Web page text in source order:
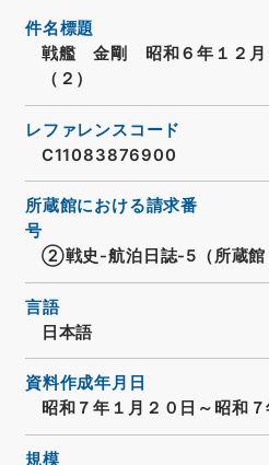
件名標題
戦艦 金剛 昭和６年１２月
（２）
レファレンスコード
C11083876900
所蔵館における請求番
号
②戦史-航泊日誌-5（所蔵館
言語
日本語
資料作成年月日
昭和７年１月２０日～昭和７
規模